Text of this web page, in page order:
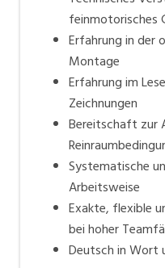
feinmotorisches
Erfahrung in der
Montage
Erfahrung im
Zeichnungen
Bereitschaft zur
Systematische
Arbeitsweise
Exakte, flexible
bei hoher
Deutsch in Wort